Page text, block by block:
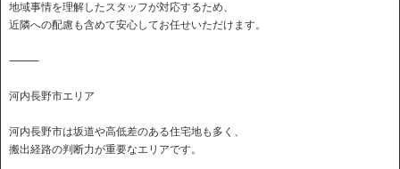
地域事情を理解したスタッフが対応するため、
近隣への配慮も含めて安心してお任せいただけます。
⸻
河内長野市エリア
河内長野市は坂道や高低差のある住宅地も多く、
搬出経路の判断力が重要なエリアです。